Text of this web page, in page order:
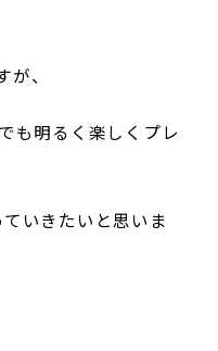
、
も明るく楽しくプレ
いきたいと思いま